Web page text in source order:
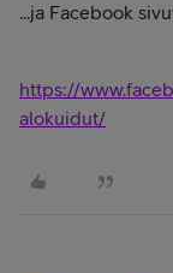
...ja Facebook
https://
alokuidut/